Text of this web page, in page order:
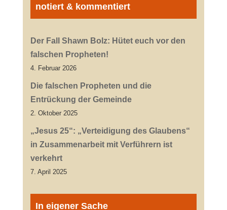
notiert & kommentiert
Der Fall Shawn Bolz: Hütet euch vor den
falschen Propheten!
4. Februar 2026
Die falschen Propheten und die
Entrückung der Gemeinde
2. Oktober 2025
„Jesus 25“: „Verteidigung des Glaubens“
in Zusammenarbeit mit Verführern ist
verkehrt
7. April 2025
In eigener Sache